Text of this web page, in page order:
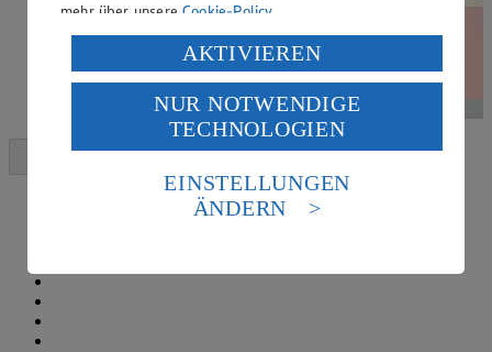
mehr über unsereCookie-Policy.
Verarbeitung deiner personenbezogenen Daten in den
USA durch Facebook und YouTube:
Wenn du auf „Aktivieren“ klickst, willigst du im Sinne
des Art. 49 Abs. 1 Satz 1 lit. a) DSGVO ein, dass deine
Daten in den USA verarbeitet werden. Der EuGH sieht
die USA als Land mit einem nach europäischen
Standards nicht angemessenen Datenschutzniveau an.
Es besteht das Risiko eines Zugriffs durch US-
Informationen zum Herausgeber der Seite findest du
AKTIVIEREN
NUR NOTWENDIGE
TECHNOLOGIEN
EINSTELLUNGEN
ÄNDERN